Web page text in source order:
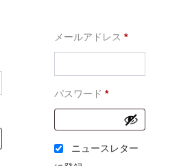
メールアドレス *必
須
パスワード *必
須
ニュースレター